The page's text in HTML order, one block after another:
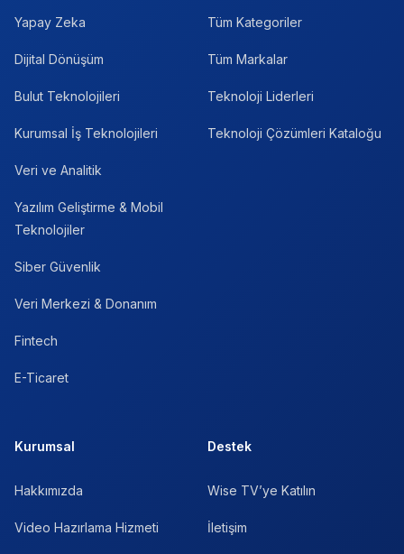
Yapay Zeka
Dijital Dönüşüm
Bulut Teknolojileri
Kurumsal İş Teknolojileri
Veri ve Analitik
Yazılım Geliştirme & Mobil
Teknolojiler
Siber Güvenlik
Veri Merkezi & Donanım
Fintech
E-Ticaret
Tüm Kategoriler
Tüm Markalar
Teknoloji Liderleri
Teknoloji Çözümleri Kataloğu
Kurumsal
Hakkımızda
Video Hazırlama Hizmeti
Destek
Wise TV’ye Katılın
İletişim